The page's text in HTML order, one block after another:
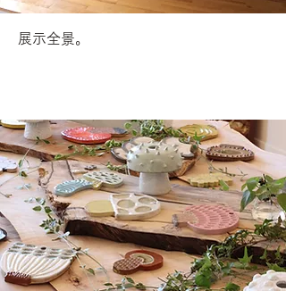
展示全景。